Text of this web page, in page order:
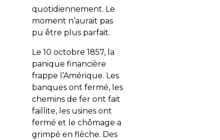
quotidiennement. Le
moment n’aurait pas
pu être plus parfait.
Le 10 octobre 1857, la
panique financière
frappe l’Amérique. Les
banques ont fermé, les
chemins de fer ont fait
faillite, les usines ont
fermé et le chômage a
grimpé en flèche. Des